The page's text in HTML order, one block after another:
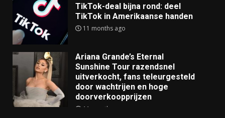
TikTok-deal bijna rond: deel
TikTok in Amerikaanse handen
11 months ago
Ariana Grande’s Eternal
Sunshine Tour razendsnel
uitverkocht, fans teleurgesteld
door wachtrijen en hoge
doorverkoopprijzen
11 months ago